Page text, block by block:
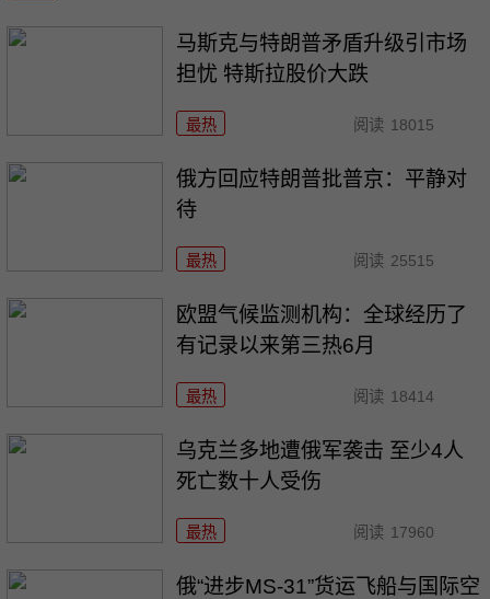
马斯克与特朗普矛盾升级引市场
担忧 特斯拉股价大跌
最热 阅读 18015
俄方回应特朗普批普京：平静对
待
最热 阅读 25515
欧盟气候监测机构：全球经历了
有记录以来第三热6月
最热 阅读 18414
乌克兰多地遭俄军袭击 至少4人
死亡数十人受伤
最热 阅读 17960
俄“进步MS-31”货运飞船与国际空